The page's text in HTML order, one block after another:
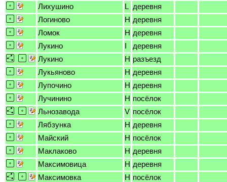
Лихушино
L деревня
Логиново
H деревня
Ломок
H деревня
Лукино
I
деревня
Лукино
H разъезд
Лукьяново
H деревня
Лупочино
H деревня
Лучинино
H посёлок
Льнозавода
V посёлок
Лябзунка
H деревня
Майский
H посёлок
Маклаково
H деревня
Максимовица
H деревня
Максимовка
H посёлок